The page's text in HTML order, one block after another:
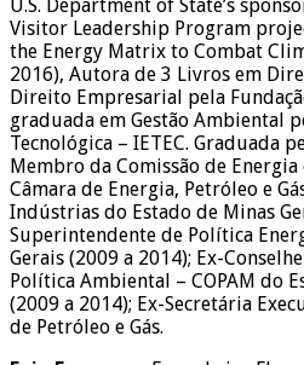
U.S. Department of State’s
Visitor Leadership Program
the Energy Matrix to Combat
2016), Autora de 3 Livros em
Direito Empresarial pela
graduada em Gestão Ambiental
Tecnológica – IETEC. Graduada
Membro da Comissão de
Câmara de Energia, Petróleo e
Indústrias do Estado de Minas
Superintendente de Política
Gerais (2009 a 2014); Ex-
Política Ambiental – COPAM do
(2009 a 2014); Ex-Secretária
de Petróleo e Gás.